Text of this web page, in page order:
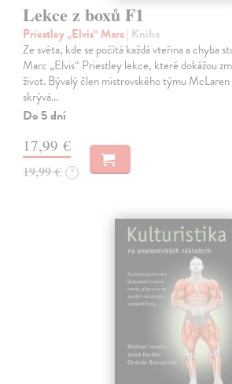
Lekce z boxů F1
Priestley „Elvis“ Marc| Kniha
Ze světa, kde se počítá každá vteřina a chyba
Marc „Elvis“ Priestley lekce, které dokážou
život. Bývalý člen mistrovského týmu McLaren
skrývá…
Do 5 dní
17,99 €
19,99 € ?